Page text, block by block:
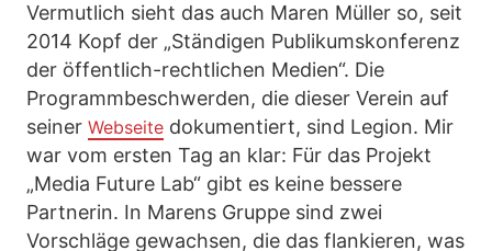
Vermutlich sieht das auch Maren Müller so, seit
2014 Kopf der „Ständigen Publikumskonferenz
der öffentlich-rechtlichen Medien“. Die
Programmbeschwerden, die dieser Verein auf
seiner Webseite dokumentiert, sind Legion. Mir
war vom ersten Tag an klar: Für das Projekt
„Media Future Lab“ gibt es keine bessere
Partnerin. In Marens Gruppe sind zwei
Vorschläge gewachsen, die das flankieren, was